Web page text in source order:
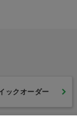
Ciプラークチェッカー
ェル(グレープ)
ックオーダー